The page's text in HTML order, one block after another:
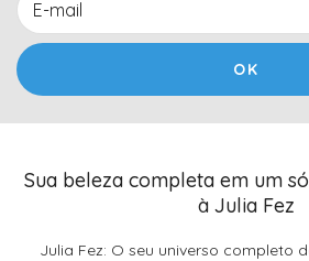
Sua beleza completa em um
à Julia Fez
Julia Fez: O seu universo completo